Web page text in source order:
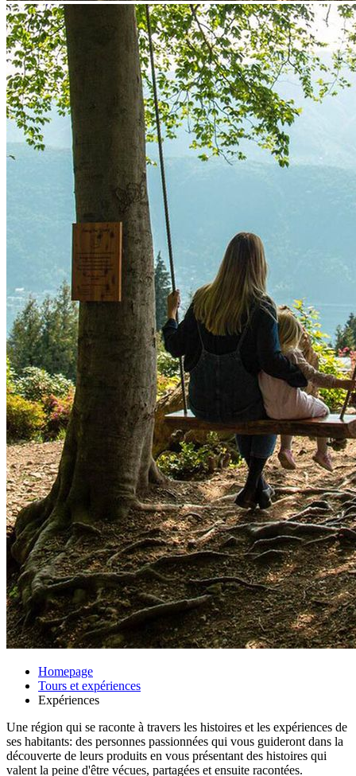
Homepage
Tours et expériences
Expériences
Une région qui se raconte à travers les histoires et les expériences de
ses habitants: des personnes passionnées qui vous guideront dans la
découverte de leurs produits en vous présentant des histoires qui
valent la peine d'être vécues, partagées et ensuite racontées.